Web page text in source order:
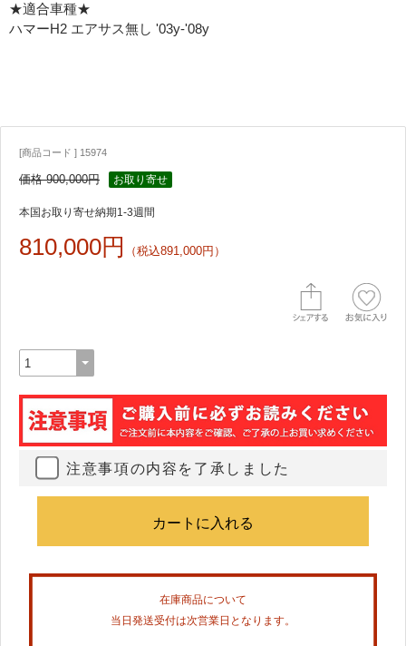
★適合車種★
ハマーH2 エアサス無し '03y-'08y
[商品コード ] 15974
価格 900,000円 お取り寄せ
本国お取り寄せ納期1-3週間
810,000円 （税込891,000円）
注意事項の内容を了承しました
在庫商品について
当日発送受付は次営業日となります。